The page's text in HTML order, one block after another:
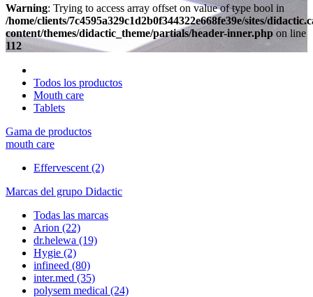
Warning: Trying to access array offset on value of type bool in
/home/clients/7c4595a329c1d2b0f344322e668fe39e/sites/
content/themes/didactic_theme/partials/header-inner.php on line
112
Todos los productos
Mouth care
Tablets
Gama de productos
mouth care
Effervescent (2)
Marcas del grupo Didactic
Todas las marcas
Arion (22)
dr.helewa (19)
Hygie (2)
infineed (80)
inter.med (35)
polysem medical (24)